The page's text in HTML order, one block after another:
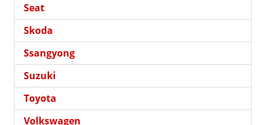
Seat
Skoda
Ssangyong
Suzuki
Toyota
Volkswagen